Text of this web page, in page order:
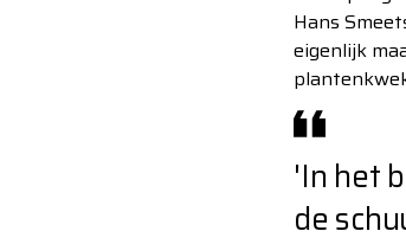
Hans
eigenlijk
'In het
de